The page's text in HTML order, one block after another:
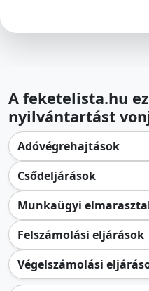
A feketelista.hu
nyilvántartást
Adóvégrehajtások
Csődeljárások
Munkaügyi
Felszámolási eljárások
Végelszámolási